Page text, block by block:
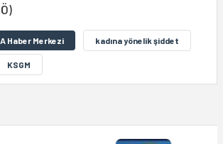
Haber Merkezi kadına yönelik şiddet
KSGM